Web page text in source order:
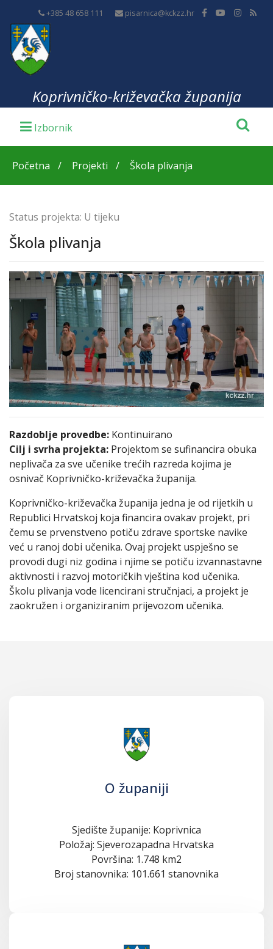
+385 48 658 111 pisarnica@kckzz.hr
Koprivničko-križevačka županija
Početna Projekti Škola plivanja
Status projekta: U tijeku
Škola plivanja
Razdoblje provedbe: Kontinuirano
Cilj i svrha projekta: Projektom se sufinancira obuka
neplivača za sve učenike trećih razreda kojima je
osnivač Koprivničko-križevačka županija.
Koprivničko-križevačka županija jedna je od rijetkih u
Republici Hrvatskoj koja financira ovakav projekt, pri
čemu se prvenstveno potiču zdrave sportske navike
već u ranoj dobi učenika. Ovaj projekt uspješno se
provodi dugi niz godina i njime se potiču izvannastavne
aktivnosti i razvoj motoričkih vještina kod učenika.
Školu plivanja vode licencirani stručnjaci, a projekt je
zaokružen i organiziranim prijevozom učenika.
O županiji
Sjedište županije: Koprivnica
Položaj: Sjeverozapadna Hrvatska
Površina: 1.748 km2
Broj stanovnika: 101.661 stanovnika